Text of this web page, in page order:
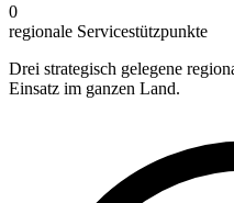
0
regionale Servicestützpunkte
Drei strategisch gelegene
Einsatz im ganzen Land.